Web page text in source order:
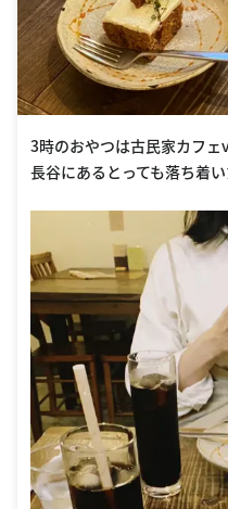
3時のおやつは古民家カフ
長谷にあるとっても落ち着